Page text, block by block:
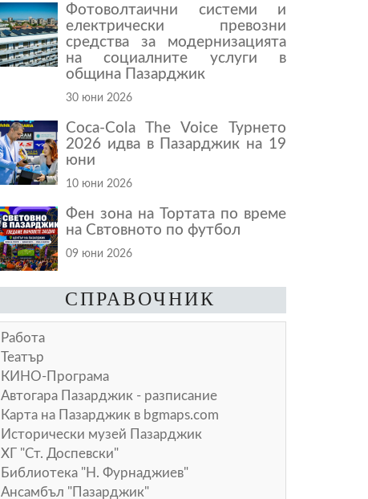
Фотоволтаични системи и
електрически превозни
средства за модернизацията
на социалните услуги в
община Пазарджик
30 юни 2026
Coca-Cola The Voice Турнето
2026 идва в Пазарджик на 19
юни
10 юни 2026
Фен зона на Тортата по време
на Свтовното по футбол
09 юни 2026
СПРАВОЧНИК
Работа
Театър
КИНО-Програма
Автогара Пазарджик - разписание
Карта на Пазарджик в bgmaps.com
Исторически музей Пазарджик
ХГ "Ст. Доспевски"
Библиотека "Н. Фурнаджиев"
Ансамбъл "Пазарджик"